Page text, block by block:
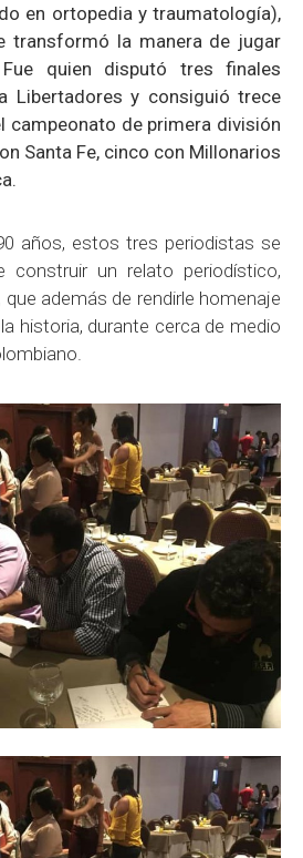
en ortopedia y traumatología),
transformó la manera de jugar
quien disputó tres finales
Libertadores y consiguió trece
campeonato de primera división
Santa Fe, cinco con Millonarios
años, estos tres periodistas se
construir un relato periodístico,
además de rendirle homenaje
la historia, durante cerca de medio